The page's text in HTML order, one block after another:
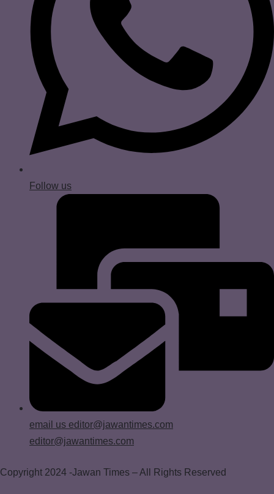
Follow us
email us editor@jawantimes.com
editor@jawantimes.com
Copyright 2024 -Jawan Times – All Rights Reserved